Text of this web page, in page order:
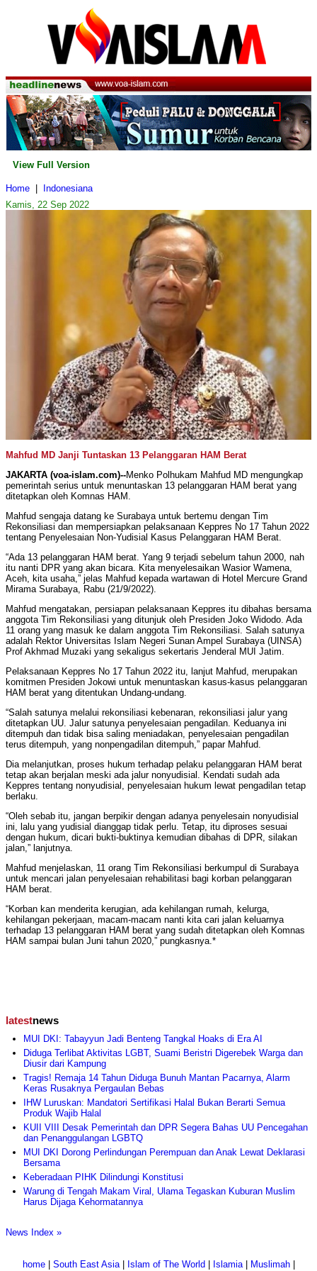
View Full Version
Home
Indonesiana
Kamis, 22 Sep 2022
Mahfud MD Janji Tuntaskan 13 Pelanggaran HAM Berat
JAKARTA (voa-islam.com)--Menko Polhukam Mahfud MD mengungkap
pemerintah serius untuk menuntaskan 13 pelanggaran HAM berat yang
ditetapkan oleh Komnas HAM.
Mahfud sengaja datang ke Surabaya untuk bertemu dengan Tim
Rekonsiliasi dan mempersiapkan pelaksanaan Keppres No 17 Tahun 2022
tentang Penyelesaian Non-Yudisial Kasus Pelanggaran HAM Berat.
“Ada 13 pelanggaran HAM berat. Yang 9 terjadi sebelum tahun 2000, nah
itu nanti DPR yang akan bicara. Kita menyelesaikan Wasior Wamena,
Aceh, kita usaha,” jelas Mahfud kepada wartawan di Hotel Mercure Grand
Mirama Surabaya, Rabu (21/9/2022).
Mahfud mengatakan, persiapan pelaksanaan Keppres itu dibahas bersama
anggota Tim Rekonsiliasi yang ditunjuk oleh Presiden Joko Widodo. Ada
11 orang yang masuk ke dalam anggota Tim Rekonsiliasi. Salah satunya
adalah Rektor Universitas Islam Negeri Sunan Ampel Surabaya (UINSA)
Prof Akhmad Muzaki yang sekaligus sekertaris Jenderal MUI Jatim.
Pelaksanaan Keppres No 17 Tahun 2022 itu, lanjut Mahfud, merupakan
komitmen Presiden Jokowi untuk menuntaskan kasus-kasus pelanggaran
HAM berat yang ditentukan Undang-undang.
“Salah satunya melalui rekonsiliasi kebenaran, rekonsiliasi jalur yang
ditetapkan UU. Jalur satunya penyelesaian pengadilan. Keduanya ini
ditempuh dan tidak bisa saling meniadakan, penyelesaian pengadilan
terus ditempuh, yang nonpengadilan ditempuh,” papar Mahfud.
Dia melanjutkan, proses hukum terhadap pelaku pelanggaran HAM berat
tetap akan berjalan meski ada jalur nonyudisial. Kendati sudah ada
Keppres tentang nonyudisial, penyelesaian hukum lewat pengadilan tetap
berlaku.
“Oleh sebab itu, jangan berpikir dengan adanya penyelesain nonyudisial
ini, lalu yang yudisial dianggap tidak perlu. Tetap, itu diproses sesuai
dengan hukum, dicari bukti-buktinya kemudian dibahas di DPR, silakan
jalan,” lanjutnya.
Mahfud menjelaskan, 11 orang Tim Rekonsiliasi berkumpul di Surabaya
untuk mencari jalan penyelesaian rehabilitasi bagi korban pelanggaran
HAM berat.
“Korban kan menderita kerugian, ada kehilangan rumah, kelurga,
kehilangan pekerjaan, macam-macam nanti kita cari jalan keluarnya
terhadap 13 pelanggaran HAM berat yang sudah ditetapkan oleh Komnas
HAM sampai bulan Juni tahun 2020,” pungkasnya.*
latestnews
MUI DKI: Tabayyun Jadi Benteng Tangkal Hoaks di Era AI
Diduga Terlibat Aktivitas LGBT, Suami Beristri Digerebek Warga dan
Diusir dari Kampung
Tragis! Remaja 14 Tahun Diduga Bunuh Mantan Pacarnya, Alarm
Keras Rusaknya Pergaulan Bebas
IHW Luruskan: Mandatori Sertifikasi Halal Bukan Berarti Semua
Produk Wajib Halal
KUII VIII Desak Pemerintah dan DPR Segera Bahas UU Pencegahan
dan Penanggulangan LGBTQ
MUI DKI Dorong Perlindungan Perempuan dan Anak Lewat Deklarasi
Bersama
Keberadaan PIHK Dilindungi Konstitusi
Warung di Tengah Makam Viral, Ulama Tegaskan Kuburan Muslim
Harus Dijaga Kehormatannya
News Index »
home| South East Asia| Islam of The World Islamia| Muslimah|